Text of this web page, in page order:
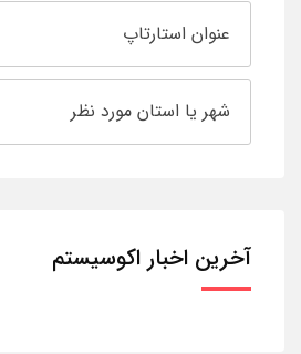
آخرین اخبار اکوسیستم